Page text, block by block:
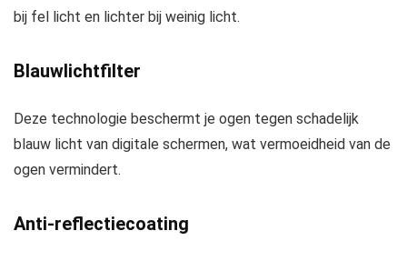
bij fel licht en lichter bij weinig licht.
Blauwlichtfilter
Deze technologie beschermt je ogen tegen schadelijk
blauw licht van digitale schermen, wat vermoeidheid van de
ogen vermindert.
Anti-reflectiecoating